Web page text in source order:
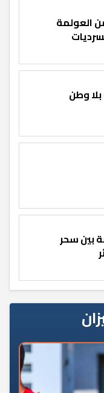
العولمة
وطن
بين سحر